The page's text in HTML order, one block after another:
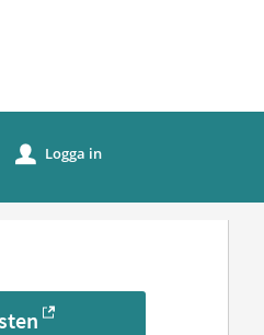
u Logga in